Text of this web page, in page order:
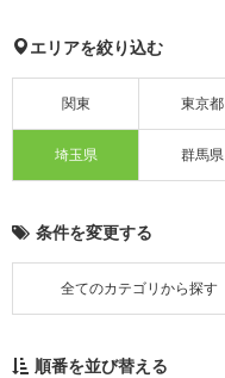
エリアを絞り込む
関東 東京都
埼玉県 群馬県
条件を変更する
全てのカテゴリから探す
順番を並び替える